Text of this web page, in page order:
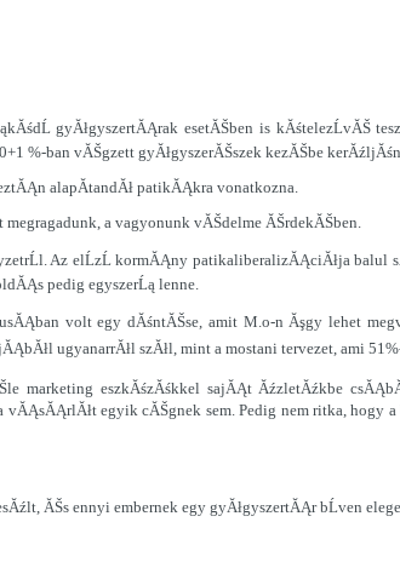
gyĂłgyszertĂĄrak esetĂŠben is kĂśtelezĹvĂŠ
%-ban vĂŠgzett gyĂłgyszerĂŠszek kezĂŠbe
alapĂ­tandĂł patikĂĄkra vonatkozna.
a vagyonunk vĂŠdelme ĂŠrdekĂŠben.
Az elĹzĹ kormĂĄny patikaliberalizĂĄciĂłja
pedig egyszerĹą lenne.
volt egy dĂśntĂŠse, amit M.o-n Ăşgy lehet
ugyanarrĂłl szĂłl, mint a mostani tervezet, ami
eszkĂśzĂśkkel sajĂĄt ĂźzletĂźkbe
egyik cĂŠgnek sem. Pedig nem ritka, hogy
ĂŠs ennyi embernek egy gyĂłgyszertĂĄr bĹven